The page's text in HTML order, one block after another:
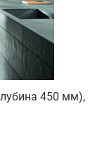
450 мм),